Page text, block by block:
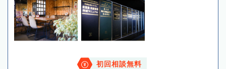
初回相談無料